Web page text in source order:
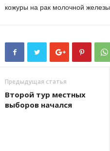
кожуры на рак молочной железы.
Предыдущая статья
Второй тур местных
выборов начался